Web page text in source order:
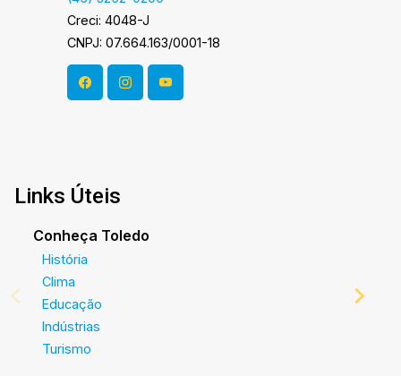
Creci: 4048-J
CNPJ: 07.664.163/0001-18
Links Úteis
Conheça Toledo
História
Clima
Educação
Indústrias
Turismo